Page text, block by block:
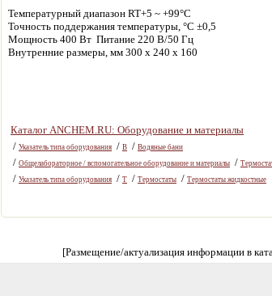
Температурный диапазон RT+5 ~ +99°C
Точность поддержания температуры, °С ±0,5
Мощность 400 Вт Питание 220 В/50 Гц
Внутренние размеры, мм 300 х 240 х 160
Каталог ANCHEM.RU: Оборудование и материалы
/ Указатель типа оборудования / В / Водяные бани
/ Общелабораторное / вспомогательное оборудование и материалы /
/ Указатель типа оборудования / Т / Термостаты / Термостаты жидкостные
[Размещение/актуализация информации в